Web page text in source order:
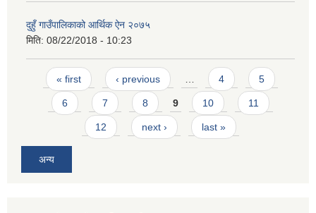
दुहुँ गाउँपालिकाको आर्थिक ऐन २०७५
मिति: 08/22/2018 - 10:23
Pages
« first ‹ previous 4 5
6 7 8 9 10 11
12 next › last »
अन्य